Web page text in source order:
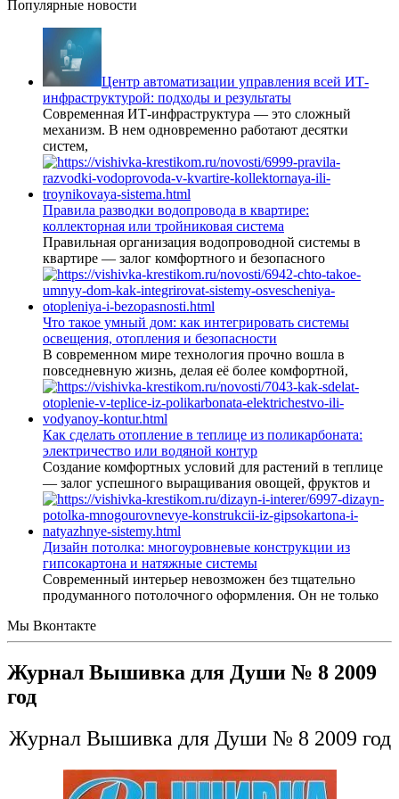
Популярные новости
Центр автоматизации управления всей ИТ-
инфраструктурой: подходы и результаты
Современная ИТ-инфраструктура — это сложный
механизм. В нем одновременно работают десятки
систем,
Правила разводки водопровода в квартире:
коллекторная или тройниковая система
Правильная организация водопроводной системы в
квартире — залог комфортного и безопасного
Что такое умный дом: как интегрировать системы
освещения, отопления и безопасности
В современном мире технология прочно вошла в
повседневную жизнь, делая её более комфортной,
Как сделать отопление в теплице из поликарбоната:
электричество или водяной контур
Создание комфортных условий для растений в теплице
— залог успешного выращивания овощей, фруктов и
Дизайн потолка: многоуровневые конструкции из
гипсокартона и натяжные системы
Современный интерьер невозможен без тщательно
продуманного потолочного оформления. Он не только
Мы Вконтакте
Журнал Вышивка для Души № 8 2009
год
Журнал Вышивка для Души № 8 2009 год